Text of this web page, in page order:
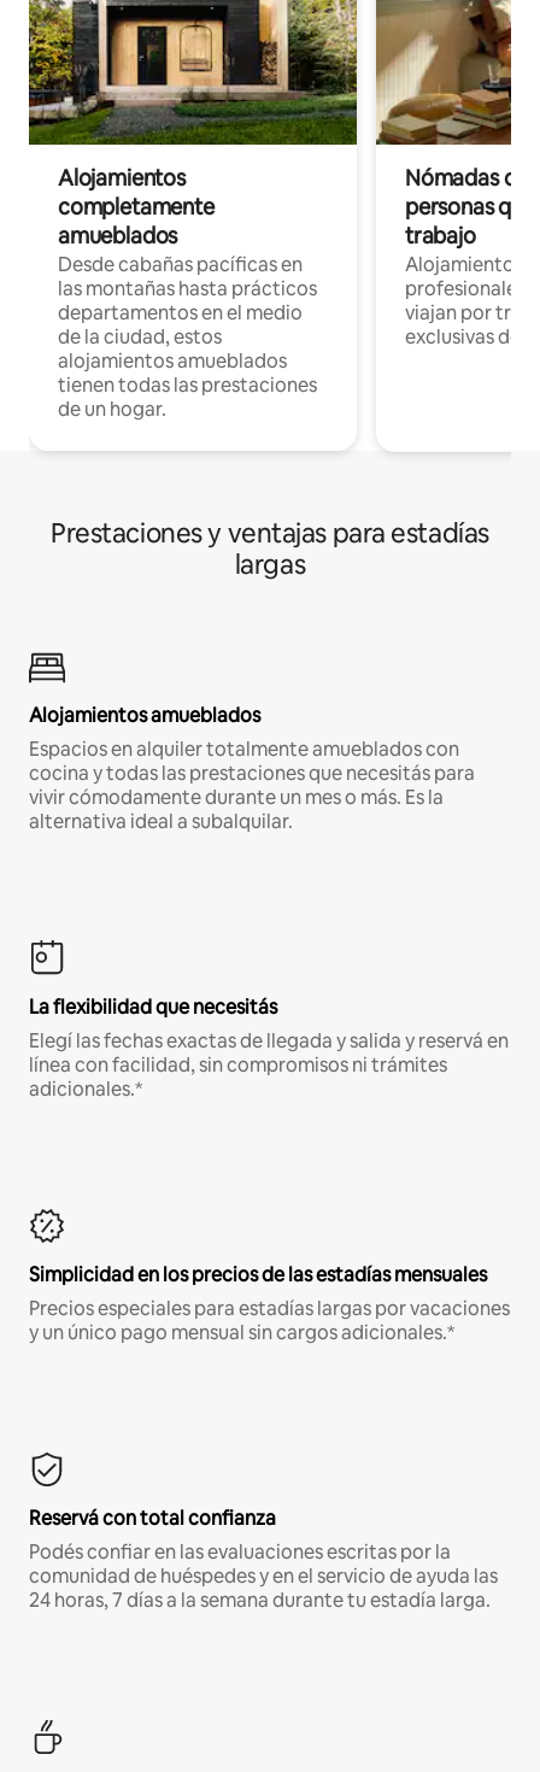
Alojamientos
completamente
amueblados
Desde cabañas pacíficas en
las montañas hasta prácticos
departamentos en el medio
de la ciudad, estos
alojamientos amueblados
tienen todas las prestaciones
de un hogar.
Nómadas
personas
trabajo
Alojamientos
profesionales
viajan por
exclusivas de
Prestaciones y ventajas para estadías
largas
Alojamientos amueblados
Espacios en alquiler totalmente amueblados con
cocina y todas las prestaciones que necesitás para
vivir cómodamente durante un mes o más. Es la
alternativa ideal a subalquilar.
La flexibilidad que necesitás
Elegí las fechas exactas de llegada y salida y reservá en
línea con facilidad, sin compromisos ni trámites
adicionales.*
Simplicidad en los precios de las estadías mensuales
Precios especiales para estadías largas por vacaciones
y un único pago mensual sin cargos adicionales.*
Reservá con total confianza
Podés confiar en las evaluaciones escritas por la
comunidad de huéspedes y en el servicio de ayuda las
24 horas, 7 días a la semana durante tu estadía larga.